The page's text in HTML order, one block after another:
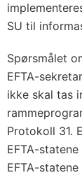
SU til
Spørsmålet
EFTA-
ikke skal tas
Protokoll 31.
EFTA-
EFTA-